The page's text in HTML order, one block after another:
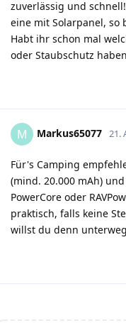
zuverlässig und
eine mit Solarpanel, so
Habt ihr schon mal
oder Staubschutz
M Markus65077 21.
Für's Camping
(mind. 20.000 mAh)
PowerCore oder
praktisch, falls keine
willst du denn